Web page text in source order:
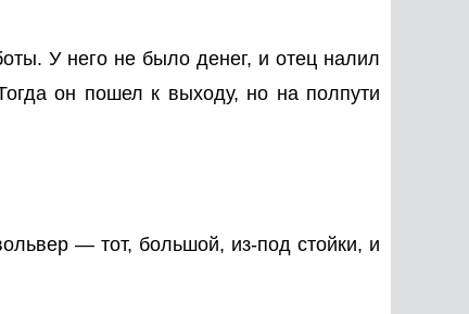
У него не было денег, и отец налил
он пошел к выходу, но на полпути
— тот, большой, из-под стойки, и